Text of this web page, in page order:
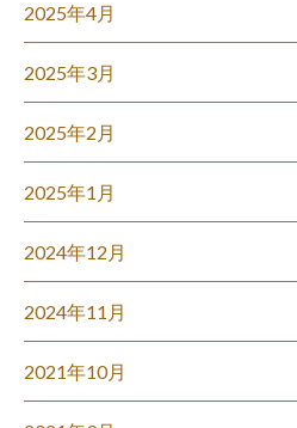
2025年4月
2025年3月
2025年2月
2025年1月
2024年12月
2024年11月
2021年10月